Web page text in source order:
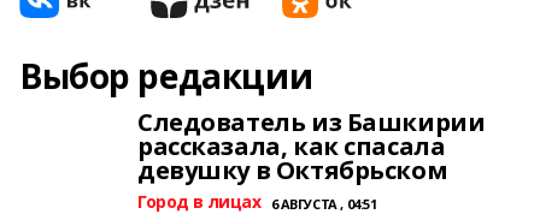
Выбор редакции
Следователь из Башкирии
рассказала, как спасала
девушку в Октябрьском
Город в лицах 6 АВГУСТА , 04:51